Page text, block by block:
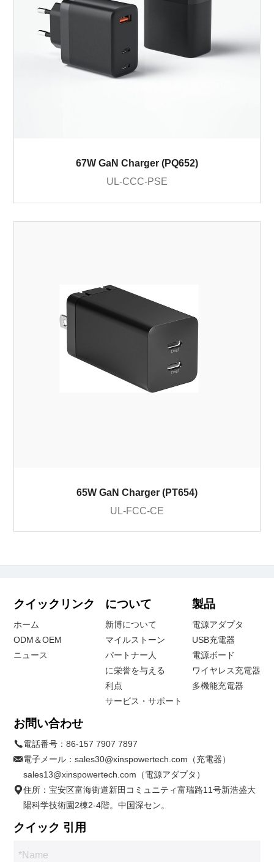
67W GaN Charger (PQ652)
UL-CCC-PSE
65W GaN Charger (PT654)
UL-FCC-CE
クイックリンク
ホーム
ODM＆OEM
ニュース
について
新博について
マイルストーン
パートナー人
に栄誉を与える
利点
サービス・サポート
製品
電源アダプタ
USB充電器
電源ボード
ワイヤレス充電器
多機能充電器
お問い合わせ
電話番号：86-157 7907 7897
電子メール：sales30@xinspowertech.com（充電器）
sales13@xinspowertech.com（電源アダプタ）
住所：宝安区富海街道新田コミュニティ富瑞路11号新浩盛大
陽科学技術園2棟2-4階。中国深セン。
クイック 引用